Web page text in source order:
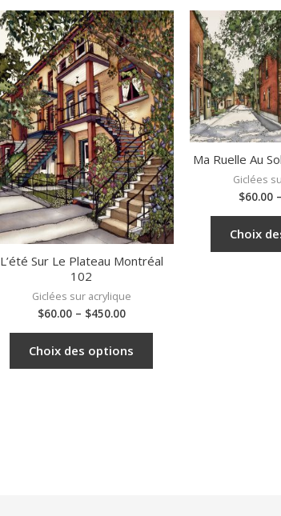
L’été Sur Le Plateau Montréal
102
Giclées sur acrylique
$60.00– $450.00
Choix des options
Ma Ruelle Au
Giclées
$60.00–
Choix